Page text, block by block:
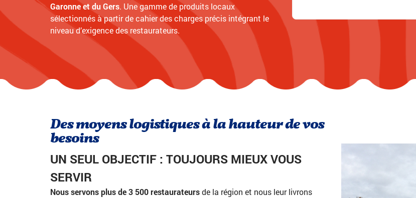
Garonne et du Gers. Une gamme de produits locaux
sélectionnés à partir de cahier des charges précis intégrant le
niveau d’exigence des restaurateurs.
Des moyens logistiques à la hauteur de vos
besoins
UN SEUL OBJECTIF : TOUJOURS MIEUX VOUS
SERVIR
Nous servons plus de 3 500 restaurateursde la région et nous leur livrons